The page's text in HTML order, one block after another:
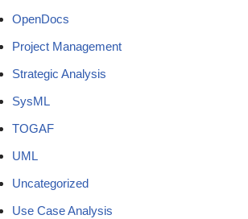
OpenDocs
Project Management
Strategic Analysis
SysML
TOGAF
UML
Uncategorized
Use Case Analysis